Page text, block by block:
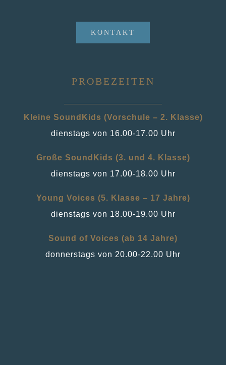
KONTAKT
PROBEZEITEN
Kleine SoundKids (Vorschule – 2. Klasse)
dienstags von 16.00-17.00 Uhr
Große SoundKids (3. und 4. Klasse)
dienstags von 17.00-18.00 Uhr
Young Voices (5. Klasse – 17 Jahre)
dienstags von 18.00-19.00 Uhr
Sound of Voices (ab 14 Jahre)
donnerstags von 20.00-22.00 Uhr